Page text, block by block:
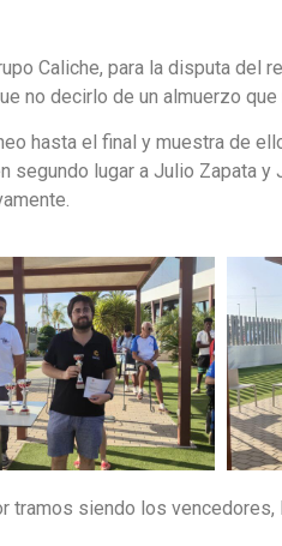
Caliche, para la disputa del
no decirlo de un almuerzo
hasta el final y muestra de
segundo lugar a Julio Zapata
siendo los